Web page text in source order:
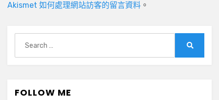
Akismet 如何處理網站訪客的留言資料 。
for:
FOLLOW ME